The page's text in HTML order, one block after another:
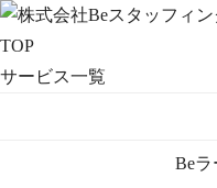
TOP
サービス一覧
Be